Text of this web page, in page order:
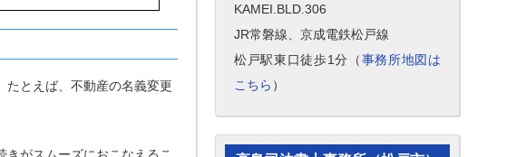
たとえば、不動産の名義変更
KAMEI.BLD.306
JR常磐線、京成電鉄松戸線
松戸駅東口徒歩1分（事務所地図は
こちら ）